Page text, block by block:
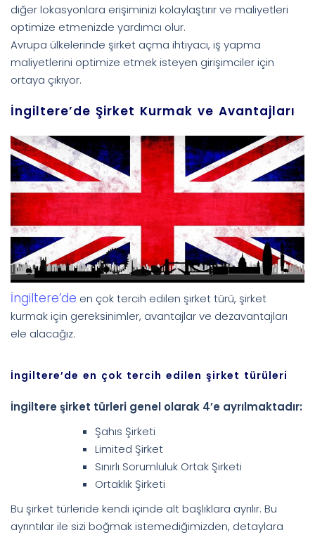
diğer lokasyonlara erişiminizi kolaylaştırır ve maliyetleri
optimize etmenizde yardımcı olur.
Avrupa ülkelerinde şirket açma ihtiyacı, iş yapma
maliyetlerini optimize etmek isteyen girişimciler için
ortaya çıkıyor.
İngiltere’de Şirket Kurmak ve Avantajları
İngiltere’de en çok tercih edilen şirket türü, şirket
kurmak için gereksinimler, avantajlar ve dezavantajları
ele alacağız.
İngiltere’de en çok tercih edilen şirket türüleri
İngiltere şirket türleri genel olarak 4’e ayrılmaktadır:
Şahıs Şirketi
Limited Şirket
Sınırlı Sorumluluk Ortak Şirketi
Ortaklık Şirketi
Bu şirket türleride kendi içinde alt başlıklara ayrılır. Bu
ayrıntılar ile sizi boğmak istemediğimizden, detaylara